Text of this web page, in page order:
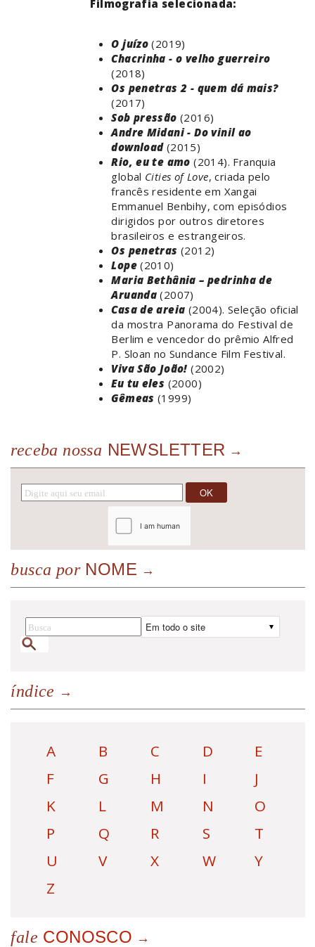
Filmografia selecionada:
O juízo (2019)
Chacrinha - o velho guerreiro
(2018)
Os penetras 2 - quem dá mais?
(2017)
Sob pressão (2016)
Andre Midani - Do vinil ao
download(2015)
Rio, eu te amo (2014). Franquia
global Cities of Love, criada pelo
francês residente em Xangai
Emmanuel Benbihy, com episódios
dirigidos por outros diretores
brasileiros e estrangeiros.
Os penetras (2012)
Lope(2010)
Maria Bethânia – pedrinha de
Aruanda (2007)
Casa de areia (2004). Seleção oficial
da mostra Panorama do Festival de
Berlim e vencedor do prêmio Alfred
P. Sloan no Sundance Film Festival.
Viva São João! (2002)
Eu tu eles (2000)
Gêmeas (1999)
receba nossa NEWSLETTER
busca porNOME
índice
A B C D
E
F
G H I
J
K
L M N
O
P
Q R S
T
U
V X W
Y
Z
fale CONOSCO